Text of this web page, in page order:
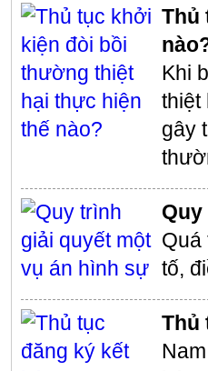
Thủ
Khi
thiệt
gây
Quá
tố,
Thủ